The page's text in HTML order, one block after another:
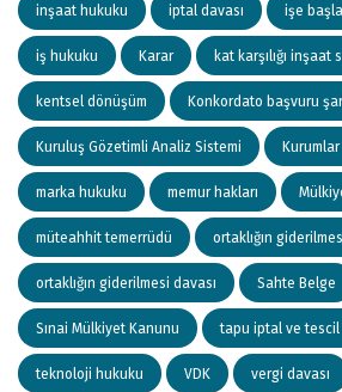
inşaat hukuku iptal davası işe
iş hukuku Karar kat karşılığı inşaat
kentsel dönüşüm Konkordato başvuru
Kuruluş Gözetimli Analiz Sistemi
marka hukuku memur hakları
müteahhit temerrüdü ortaklığın
ortaklığın giderilmesi davası Sahte Belge
Sınai Mülkiyet Kanunu tapu iptal ve tescil
teknoloji hukuku VDK vergi davası